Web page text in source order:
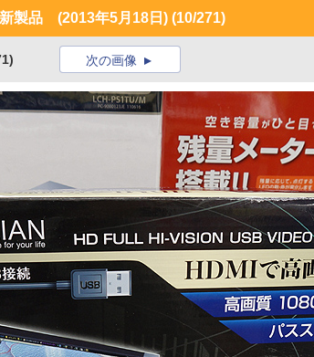
製品 (2013年5月18日) (10/271)
次の画像